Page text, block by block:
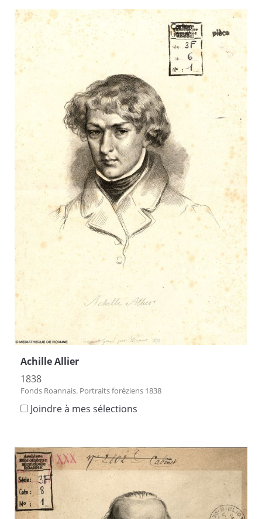
Achille Allier
1838
Fonds Roannais. Portraits foréziens 1838
Joindre à mes sélections